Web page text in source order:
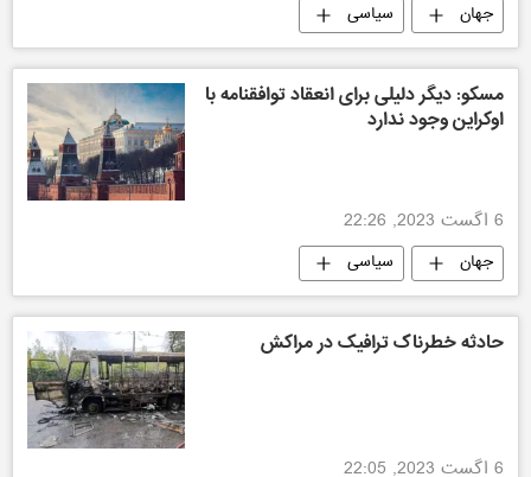
جهان سیاسی
مسکو: دیگر دلیلی برای انعقاد توافقنامه با
اوکراین وجود ندارد
6 اگست 2023, 22:26
جهان سیاسی
حادثه خطرناک ترافیک در مراکش